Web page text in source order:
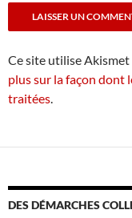
Ce site utilise
plus sur la façon dont
traitées
DES DÉMARCHES